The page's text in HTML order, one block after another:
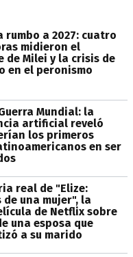
rumbo a 2027: cuatro
midieron el
de Milei y la crisis de
en el peronismo
Mundial: la
artificial reveló
los primeros
en ser
real de "Elize:
de una mujer", la
de Netflix sobre
una esposa que
a su marido